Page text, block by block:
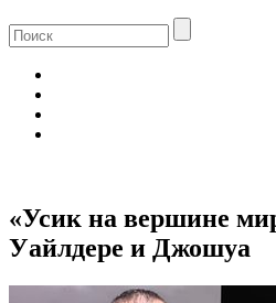
«Усик на вершине
Уайлдере и Джошуа